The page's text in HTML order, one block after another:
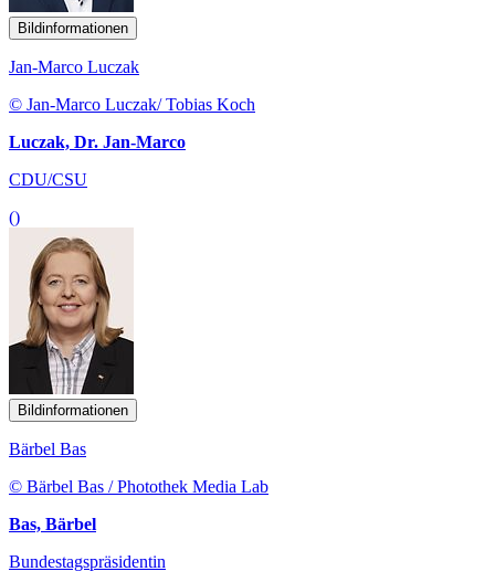
Bildinformationen
Jan-Marco Luczak
© Jan-Marco Luczak/ Tobias Koch
Luczak, Dr. Jan-Marco
CDU/CSU
()
Bildinformationen
Bärbel Bas
© Bärbel Bas / Photothek Media Lab
Bas, Bärbel
Bundestagspräsidentin